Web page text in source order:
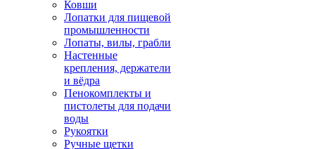
Ковши
Лопатки для пищевой
промышленности
Лопаты, вилы, грабли
Настенные
крепления, держатели
и вёдра
Пенокомплекты и
пистолеты для подачи
воды
Рукоятки
Ручные щетки